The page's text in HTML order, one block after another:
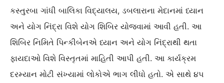
કસ્તુરબા ગાંધી બાલિકા વિદ્યાલય, ડબલારાના મેદાનમાં ધ્યાન
અને યોગ નિંદ્રા વિશે યોગ શિબિર યોજવામાં આવી હતી. આ
શિબિર નિમિતે પિન્કીબેનએ ધ્યાન અને યોગ નિંદ્રાથી થતા
ફાયદાઓ વિશે વિસ્તૃતમાં માહિતી આપી હતી. આ કાર્યક્રમ
દરમ્યાન મોટી સંખ્યામાં લોકોએ ભાગ લીધો હતો. એ સાથે ૪૫